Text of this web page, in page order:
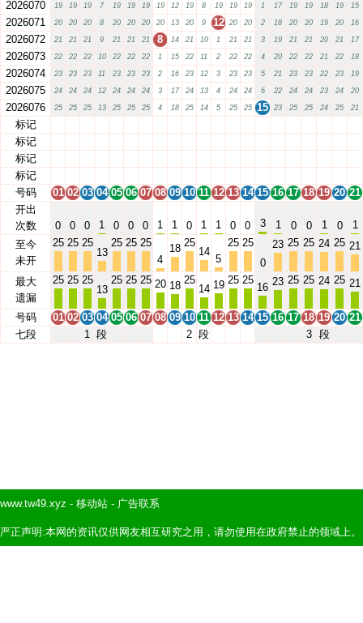
2026070 19 19 19 7 19 19 19 19 12 19 8 19 19 19 1 17 19 19 18 19 15
2026071 20 20 20 8 20 20 20 20 13 20 9 12 20 20 2 18 20 20 19 20 16
2026072 21 21 21 9 21 21 21 8 14 21 10 1 21 21 3 19 21 21 20 21 17
2026073 22 22 22 10 22 22 22 1 15 22 11 2 22 22 4 20 22 22 21 22 18
2026074 23 23 23 11 23 23 23 2 16 23 12 3 23 23 5 21 23 23 22 23 19
2026075 24 24 24 12 24 24 24 3 17 24 13 4 24 24 6 22 24 24 23 24 20
2026076 25 25 25 13 25 25 25 4 18 25 14 5 25 25 15 23 25 25 24 25 21
标记
标记
标记
标记
号码
01 02 03 04 05 06 07 08 09 10 11 12 13 14 15 16 17 18 19 20 21
开出
次数
0 0 0 1 0 0 0 1 1 0 1 1 0 0 3 1 0 0 1 0
1
至今
未开
25 25 25
13
25 25 25
4
18 25
14
5
25 25
0
23 25 25 24 25 21
最大
遗漏
25 25 25
13
25 25 25 20 18 25
14 19 25 25
16 23 25 25 24 25 21
号码 01 02 03 04 05 06 07 08 09 10 11 12 13 14 15 16 17 18 19 20 21
七段
1 段 2 段 3 段
www.tw49.xyz - 移动站 - 广告联系
严正声明:本网的资讯仅供网友相互研究之用，请勿使用在政府禁止的领域上。